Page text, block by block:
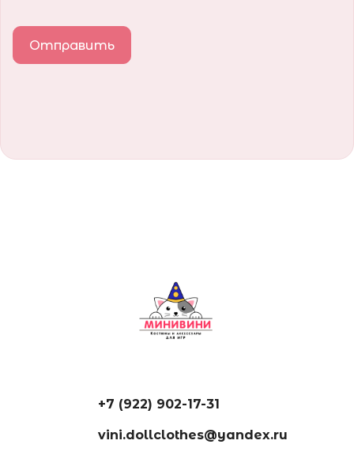
+7 (922) 902-17-31
vini.dollclothes@yandex.ru